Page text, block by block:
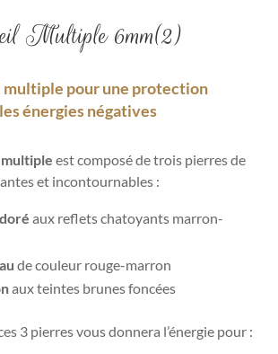
Multiple 6mm(2)
multiple pour une protection
énergies négatives
est composé de trois pierres de
et incontournables :
aux reflets chatoyants marron-
de couleur rouge-marron
aux teintes brunes foncées
3 pierres vous donnera l’énergie pour :